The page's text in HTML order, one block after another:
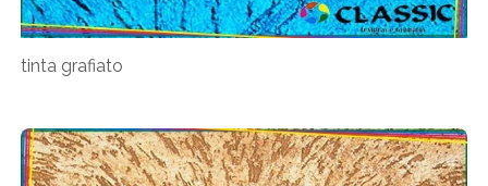
tinta grafiato